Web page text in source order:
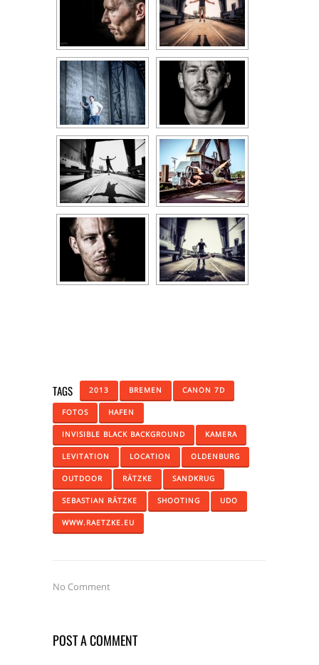
TAGS 2013 BREMEN CANON 7D
FOTOS HAFEN
INVISIBLE BLACK BACKGROUND KAMERA
LEVITATION LOCATION OLDENBURG
OUTDOOR RÄTZKE SANDKRUG
SEBASTIAN RÄTZKE SHOOTING UDO
WWW.RAETZKE.EU
No Comment
POST A COMMENT